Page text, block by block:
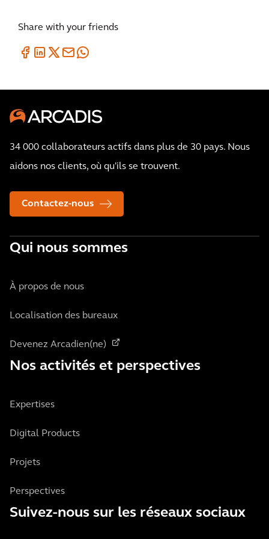
Share with your friends
34 000 collaborateurs actifs dans plus de 30 pays. Nous
aidons nos clients, où qu'ils se trouvent.
Contactez-nous
Qui nous sommes
À propos de nous
Localisation des bureaux
Devenez Arcadien(ne)
Nos activités et perspectives
Expertises
Digital Products
Projets
Perspectives
Suivez-nous sur les réseaux sociaux